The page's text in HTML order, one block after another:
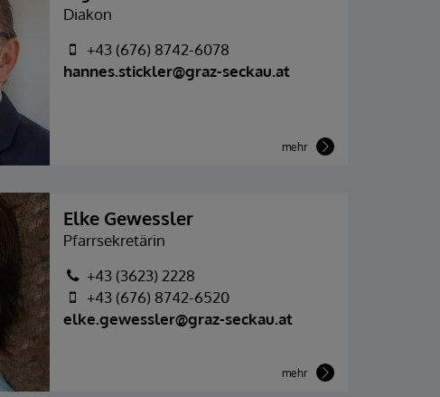
Diakon
+43 (676) 8742-6078
hannes.stickler@graz-seckau.at
mehr
Elke Gewessler
Pfarrsekretärin
+43 (3623) 2228
+43 (676) 8742-6520
elke.gewessler@graz-seckau.at
mehr